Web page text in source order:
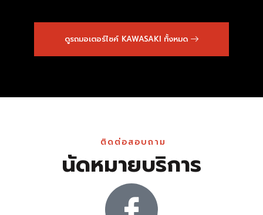
ดูรถมอเตอร์ไซค์ KAWASAKI ทั้งหมด
ติดต่อสอบถาม
นัดหมายบริการ